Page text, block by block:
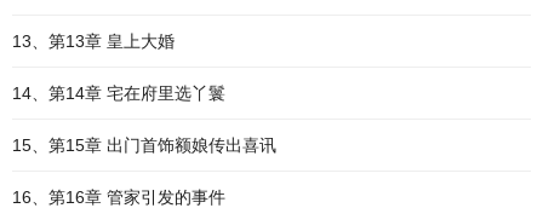
13、第13章 皇上大婚
14、第14章 宅在府里选丫鬟
15、第15章 出门首饰额娘传出喜讯
16、第16章 管家引发的事件